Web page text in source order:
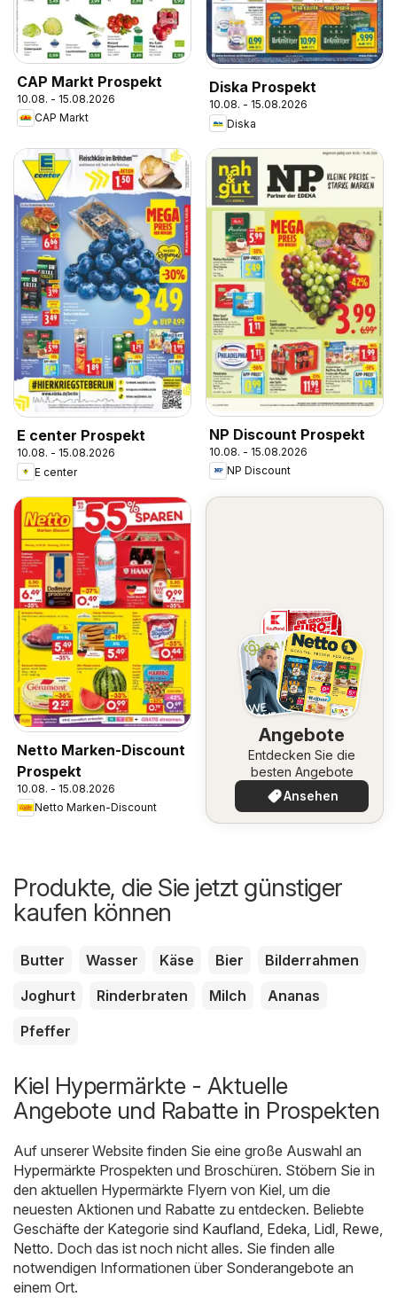
CAP Markt Prospekt
10.08. - 15.08.2026
CAP Markt
Diska Prospekt
10.08. - 15.08.2026
Diska
E center Prospekt
10.08. - 15.08.2026
E center
NP Discount Prospekt
10.08. - 15.08.2026
NP Discount
Netto Marken-Discount
Prospekt
10.08. - 15.08.2026
Netto Marken-Discount
Angebote
Entdecken Sie die
besten Angebote
Ansehen
Produkte, die Sie jetzt günstiger
kaufen können
Butter Wasser Käse Bier
Bilderrahmen
Joghurt
Rinderbraten Milch
Ananas
Pfeffer
Kiel Hypermärkte - Aktuelle
Angebote und Rabatte in Prospekten
Auf unserer Website finden Sie eine große Auswahl an
Hypermärkte Prospekten und Broschüren. Stöbern Sie in
den aktuellen Hypermärkte Flyern von Kiel, um die
neuesten Aktionen und Rabatte zu entdecken. Beliebte
Geschäfte der Kategorie sind Kaufland Edeka Lidl Rewe
Netto. Doch das ist noch nicht alles. Sie finden alle
notwendigen Informationen über Sonderangebote an
einem Ort.